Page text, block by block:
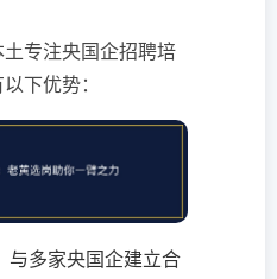
专注央国企招聘培
下优势：
与多家央国企建立合